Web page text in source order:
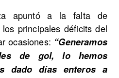
apuntó a la falta de
principales déficits del
ocasiones: “Generamos
de gol, lo hemos
dado días enteros a